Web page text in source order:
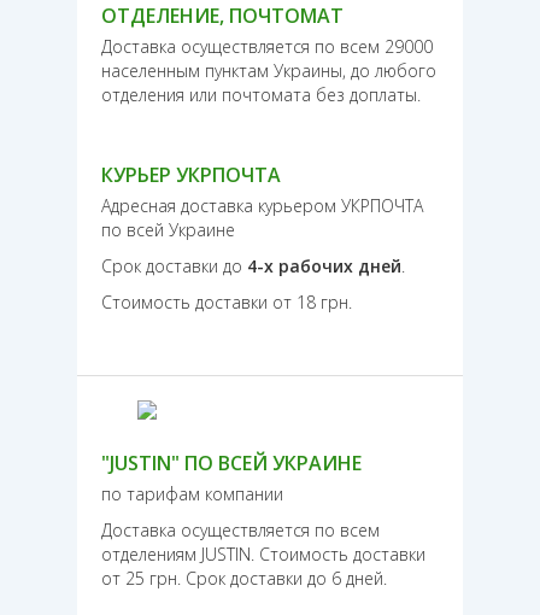
ОТДЕЛЕНИЕ, ПОЧТОМАТ
Доставка осуществляется по всем 29000
населенным пунктам Украины, до любого
отделения или почтомата без доплаты.
КУРЬЕР УКРПОЧТА
Адресная доставка курьером УКРПОЧТА
по всей Украине
Срок доставки до 4-х рабочих дней
Стоимость доставки от 18 грн.
"JUSTIN" ПО ВСЕЙ УКРАИНЕ
по тарифам компании
Доставка осуществляется по всем
отделениям JUSTIN. Стоимость доставки
от 25 грн. Срок доставки до 6 дней.